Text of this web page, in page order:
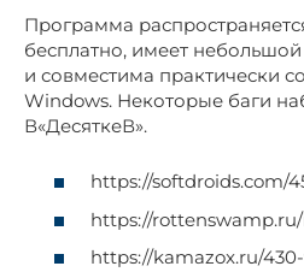
Программа
бесплатно, имеет
и совместима практически
Windows. Некоторые баги
В«ДесяткеВ».
https://softdroids.com/
https://
https://kamazox.ru/